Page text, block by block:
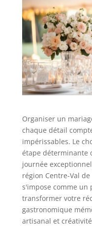
Organiser un
chaque détail
impérissables. Le
étape déterminante
journée
région Centre-Val
s'impose comme un
transformer votre
gastronomique
artisanal et